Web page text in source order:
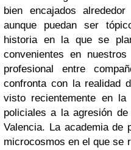
bien encajados
aunque puedan ser
historia en la que se
convenientes en
profesional entre
confronta con la realidad
visto recientemente en
policiales a la agresión
Valencia. La academia de
microcosmos en el que se